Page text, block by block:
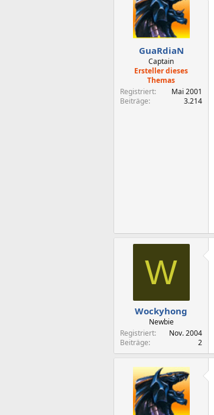
GuaRdiaN
Captain
Ersteller dieses
Themas
Registriert
Mai 2001
Beiträge
3.214
W
Wockyhong
Newbie
Registriert
Nov. 2004
Beiträge
2